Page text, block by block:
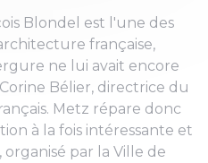
Blondel est l'une des
française,
ne lui avait encore
Bélier, directrice du
Metz répare donc
à la fois intéressante et
organisé par la Ville de